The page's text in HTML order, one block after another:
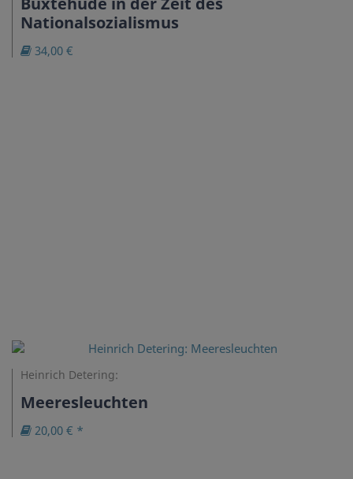
Nationalsozialismus
34,00 €
Heinrich Detering:
Meeresleuchten
20,00 € *